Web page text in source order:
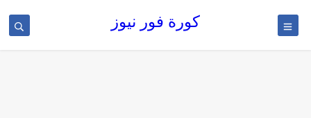
كورة فور نيوز